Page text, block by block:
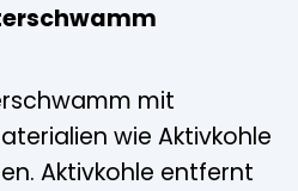
mit
wie Aktivkohle
Aktivkohle entfernt